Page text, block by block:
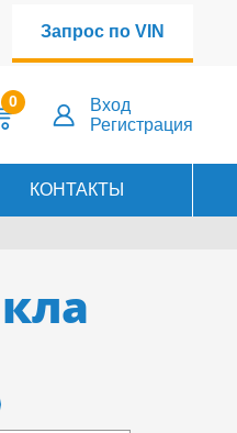
Запрос по VIN
0
Вход
Регистрация
КОНТАКТЫ